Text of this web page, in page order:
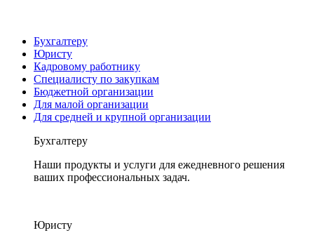
Бухгалтеру
Юристу
Кадровому работнику
Специалисту по закупкам
Бюджетной организации
Для малой организации
Для средней и крупной организации
Бухгалтеру
Наши продукты и услуги для ежедневного решения
ваших профессиональных задач.
Юристу